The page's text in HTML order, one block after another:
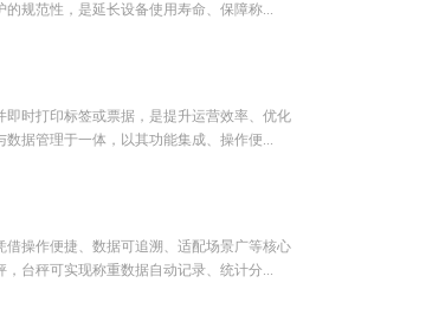
规范性，是延长设备使用寿命、保障称...
时打印标签或票据，是提升运营效率、优化
据管理于一体，以其功能集成、操作便...
操作便捷、数据可追溯、适配场景广等核心
台秤可实现称重数据自动记录、统计分...